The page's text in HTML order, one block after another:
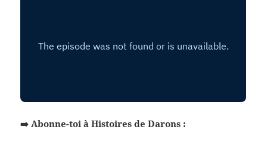
➡️ Abonne-toi à Histoires de Darons :